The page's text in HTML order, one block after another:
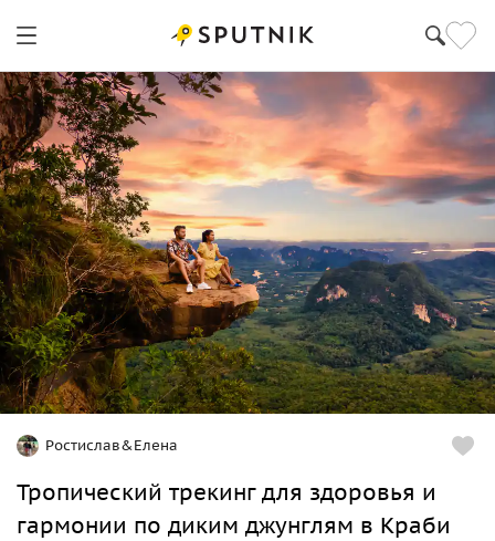
Ростислав&Елена
Тропический трекинг для здоровья и
гармонии по диким джунглям в Краби